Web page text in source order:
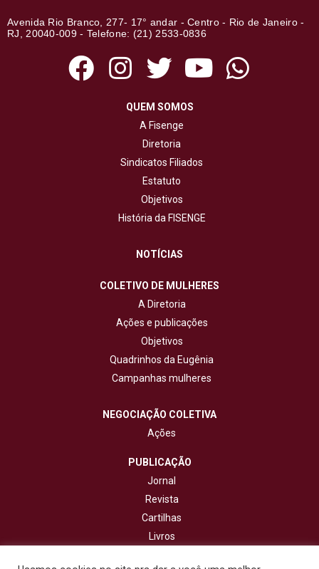
Avenida Rio Branco, 277- 17° andar - Centro - Rio de Janeiro -
RJ, 20040-009 - Telefone: (21) 2533-0836
QUEM SOMOS
A Fisenge
Diretoria
Sindicatos Filiados
Estatuto
Objetivos
História da FISENGE
NOTÍCIAS
COLETIVO DE MULHERES
A Diretoria
Ações e publicações
Objetivos
Quadrinhos da Eugênia
Campanhas mulheres
NEGOCIAÇÃO COLETIVA
Ações
PUBLICAÇÃO
Jornal
Revista
Cartilhas
Livros